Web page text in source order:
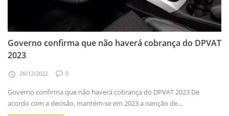
Governo confirma que não haverá cobrança do DPVAT
2023
26/12/2022 0
Governo confirma que não haverá cobrança do DPVAT 2023 De
acordo com a decisão, mantém-se em 2023 a isenção de…